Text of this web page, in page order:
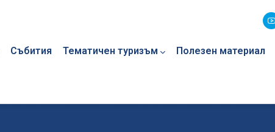
Събития Тематичен туризъм Полезен материал